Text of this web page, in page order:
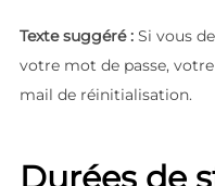
Texte suggéré : Si vous
votre mot de passe, votre
mail de réinitialisation.